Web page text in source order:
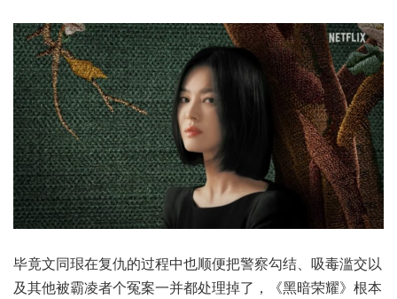
毕竟文同珢在复仇的过程中也顺便把警察勾结、吸毒滥交以
及其他被霸凌者个冤案一并都处理掉了，《黑暗荣耀》根本